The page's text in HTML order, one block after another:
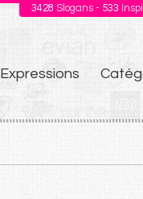
3428 Slogans - 533
Expressions